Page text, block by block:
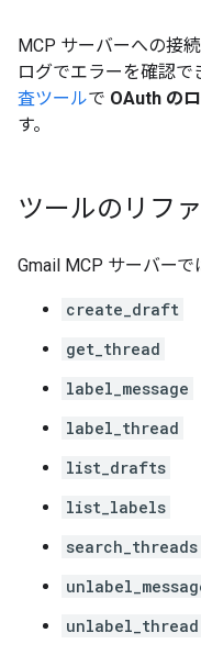
MCP サーバーへの接
ログでエラーを確認で
査ツールで OAuth の
す。
ツールのリフ
Gmail MCP サーバーで
create_draft
get_thread
label_message
label_thread
list_drafts
list_labels
search_threads
unlabel_thread